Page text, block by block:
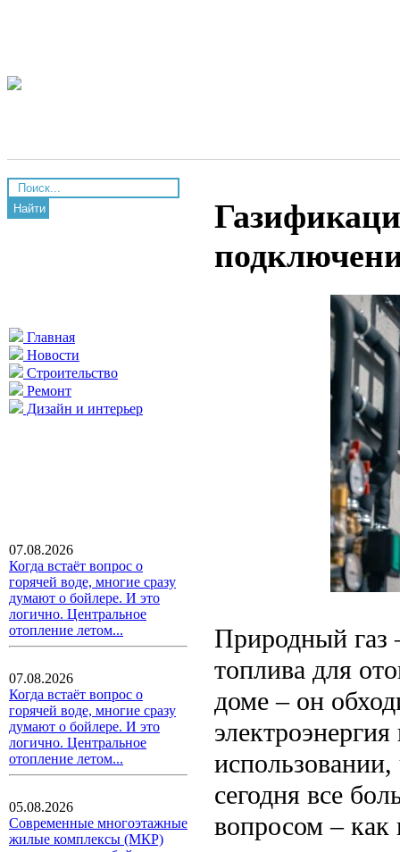
Найти
Главная
Новости
Строительство
Ремонт
Дизайн и интерьер
07.08.2026
Когда встаёт вопрос о
горячей воде, многие сразу
думают о бойлере. И это
логично. Центральное
отопление летом...
07.08.2026
Когда встаёт вопрос о
горячей воде, многие сразу
думают о бойлере. И это
логично. Центральное
отопление летом...
05.08.2026
Современные многоэтажные
жилые комплексы (МКР)
Природный газ
топлива для
доме – он
сегодня все
вопросом – как